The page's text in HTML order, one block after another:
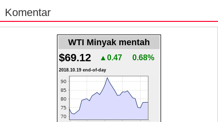
Komentar
WTI Minyak mentah
$69.12 ▲0.47 0.68%
2018.10.19 end-of-day